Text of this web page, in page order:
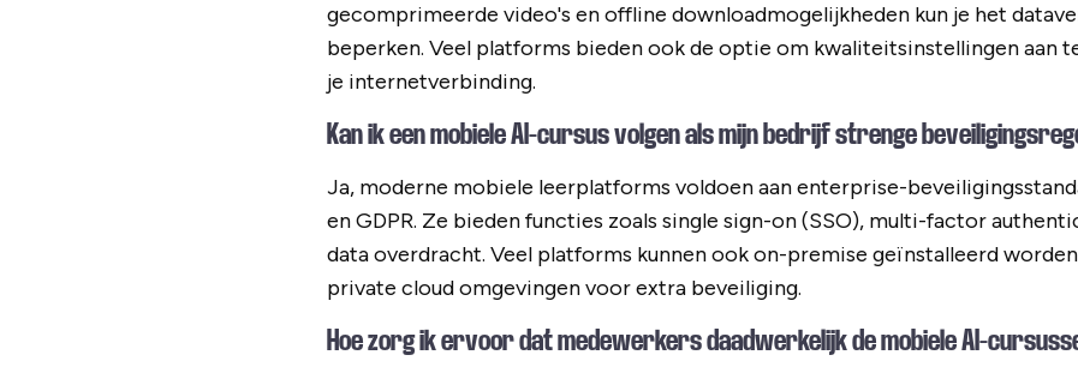
gecomprimeerde video's en offline downloadmogelijkheden kun je het
beperken. Veel platforms bieden ook de optie om kwaliteitsinstellingen aan
je internetverbinding.
Kan ik een mobiele AI-cursus volgen als mijn bedrijf strenge
Ja, moderne mobiele leerplatforms voldoen aan enterprise-
en GDPR. Ze bieden functies zoals single sign-on (SSO), multi-factor
data overdracht. Veel platforms kunnen ook on-premise geïnstalleerd
private cloud omgevingen voor extra beveiliging.
Hoe zorg ik ervoor dat medewerkers daadwerkelijk de mobiele AI-